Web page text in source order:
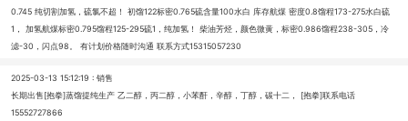
0.745 纯切割加氢，硫氯不超！ 初馏122标密0.765硫含量100水白 库存航煤 密度0.8馏程173-275水白硫
1， 加氢航煤标密0.795馏程125-295硫1，纯加氢！ 柴油芳烃，颜色微黄，标密0.986馏程238-305，冷
滤-30，闪点98。 有计划价格随时沟通 联系方式15315057230
2025-03-13 15:12:19 : 销售
长期出售[抱拳]蒸馏提纯生产 乙二醇，丙二醇，小苯酐，辛醇，丁醇，碳十二， [抱拳]联系电话
15552727866